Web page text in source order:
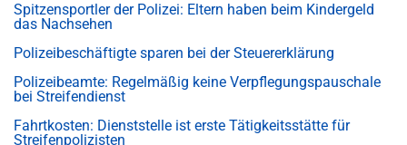
Spitzensportler der Polizei: Eltern haben beim Kindergeld
das Nachsehen
Polizeibeschäftigte sparen bei der Steuererklärung
Polizeibeamte: Regelmäßig keine Verpflegungspauschale
bei Streifendienst
Fahrtkosten: Dienststelle ist erste Tätigkeitsstätte für
Streifenpolizisten